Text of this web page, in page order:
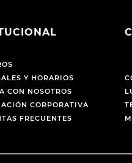
Y HORARIOS
CON NOSOTROS
CORPORATIVA
FRECUENTES